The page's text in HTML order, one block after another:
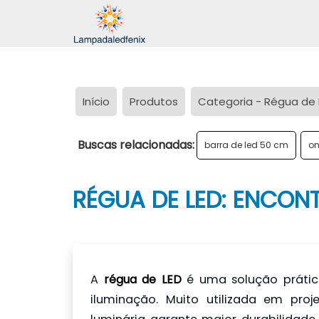
Início Produtos Categoria - Régua de
Buscas relacionadas: barra de led 50 cm
RÉGUA DE LED:
A régua de LEDé uma solução
iluminação. Muito utilizada em